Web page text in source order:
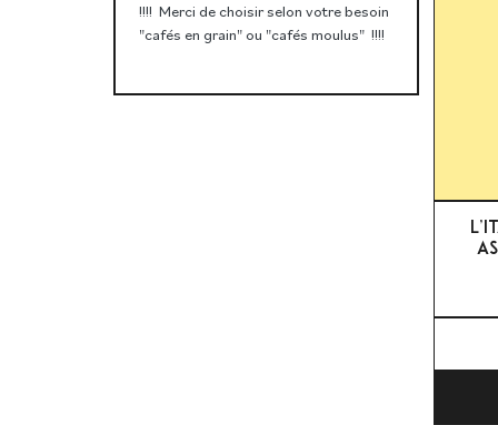
!!!! Merci de choisir selon votre besoin
"cafés en grain" ou "cafés moulus" !!!!